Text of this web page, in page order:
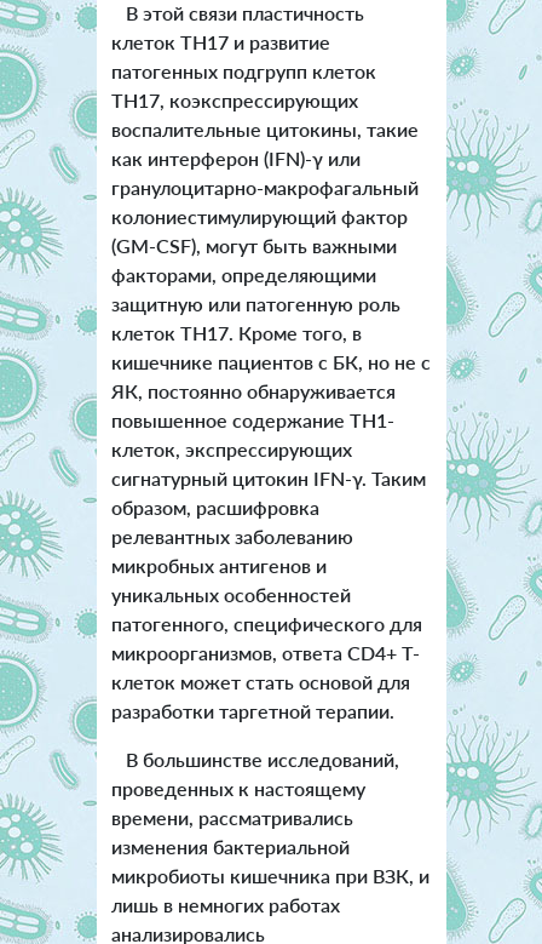
В этой связи пластичность
клеток TH17 и развитие
патогенных подгрупп клеток
TH17, коэкспрессирующих
воспалительные цитокины, такие
как интерферон (IFN)-γ или
гранулоцитарно-макрофагальный
колониестимулирующий фактор
(GM-CSF), могут быть важными
факторами, определяющими
защитную или патогенную роль
клеток TH17. Кроме того, в
кишечнике пациентов с БК, но не с
ЯК, постоянно обнаруживается
повышенное содержание TH1-
клеток, экспрессирующих
сигнатурный цитокин IFN-γ. Таким
образом, расшифровка
релевантных заболеванию
микробных антигенов и
уникальных особенностей
патогенного, специфического для
микроорганизмов, ответа CD4+ Т-
клеток может стать основой для
разработки таргетной терапии.
В большинстве исследований,
проведенных к настоящему
времени, рассматривались
изменения бактериальной
микробиоты кишечника при ВЗК, и
лишь в немногих работах
анализировались